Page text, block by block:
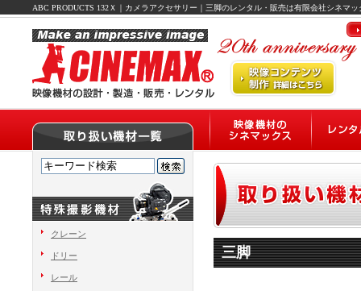
ABC PRODUCTS 132Ｘ｜カメラアクセサリー｜三脚のレンタル・販売は有限会社シネマッ
三脚
クレーン
ドリー
レール